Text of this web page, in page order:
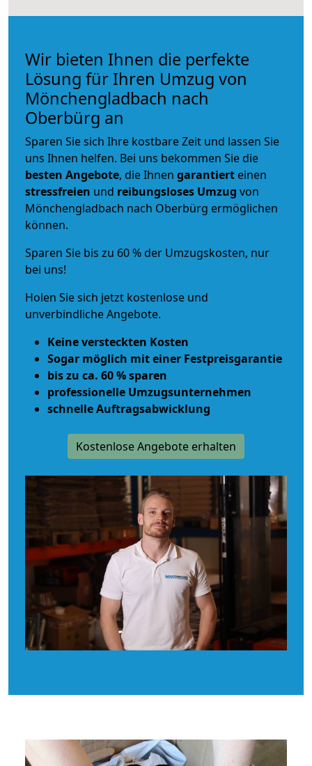
Wir bieten Ihnen die perfekte
Lösung für Ihren Umzug von
Mönchengladbach nach
Oberbürg an
Sparen Sie sich Ihre kostbare Zeit und lassen Sie
uns Ihnen helfen. Bei uns bekommen Sie die
besten Angebote, die Ihnen garantiert einen
stressfreien und reibungsloses Umzug von
Mönchengladbach nach Oberbürg ermöglichen
können.
Sparen Sie bis zu 60 % der Umzugskosten, nur
bei uns!
Holen Sie sich jetzt kostenlose und
unverbindliche Angebote.
Keine versteckten Kosten
Sogar möglich mit einer Festpreisgarantie
bis zu ca. 60 % sparen
professionelle Umzugsunternehmen
schnelle Auftragsabwicklung
Kostenlose Angebote erhalten